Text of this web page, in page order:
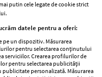
femei
Viva
Avantaje
putin cele legate de cookie strict
datele pentru a oferi:
pe un dispozitiv. Măsurarea
pentru selectarea conținutului
serviciilor. Crearea profilurilor de
pentru selectarea publicității
personalizată. Măsurarea